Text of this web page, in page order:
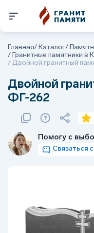
Главная/Каталог/
/Гранитные памятники в
/ Двойной гранитный
Двойной
ФГ-262
Помогу с
Связаться